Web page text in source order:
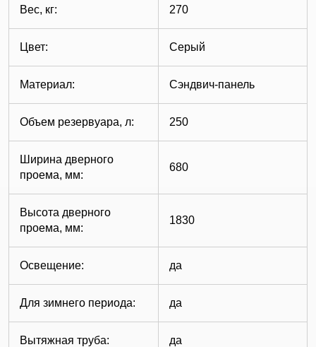
Вес, кг: 270
Цвет: Серый
Материал: Сэндвич-панель
Объем резервуара, л: 250
Ширина дверного
проема, мм:
680
Высота дверного
проема, мм:
1830
Освещение: да
Для зимнего периода: да
Вытяжная труба: да